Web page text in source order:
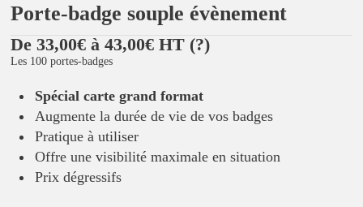
Porte-badge souple évènement
De 33,00€ à 43,00€ HT (?)
Les 100 portes-badges
Spécial carte grand format
Augmente la durée de vie de vos badges
Pratique à utiliser
Offre une visibilité maximale en situation
Prix dégressifs